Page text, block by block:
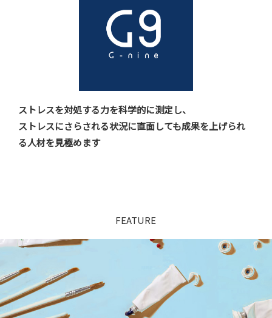
ストレスを対処する力を科学的に測定し、
ストレスにさらされる状況に直面しても成果を上げられ
る人材を見極めます
FEATURE